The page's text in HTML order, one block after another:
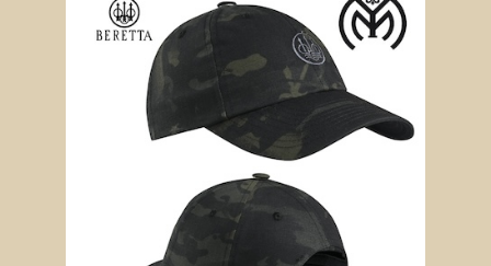
29,00€.
20,00€.